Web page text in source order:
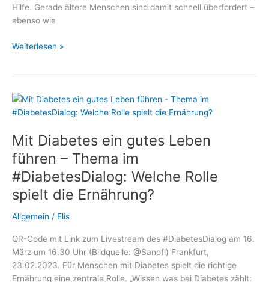
Hilfe. Gerade ältere Menschen sind damit schnell überfordert –
ebenso wie
Mit
Wie
polnische
Senioren
sicher
begleiten
Weiterlesen »
Mit Diabetes ein gutes Leben
führen – Thema im
#DiabetesDialog: Welche Rolle
spielt die Ernährung?
Allgemein / Elis
QR-Code mit Link zum Livestream des #DiabetesDialog am 16.
März um 16.30 Uhr (Bildquelle: @Sanofi) Frankfurt,
23.02.2023. Für Menschen mit Diabetes spielt die richtige
Ernährung eine zentrale Rolle. „Wissen was bei Diabetes zählt: